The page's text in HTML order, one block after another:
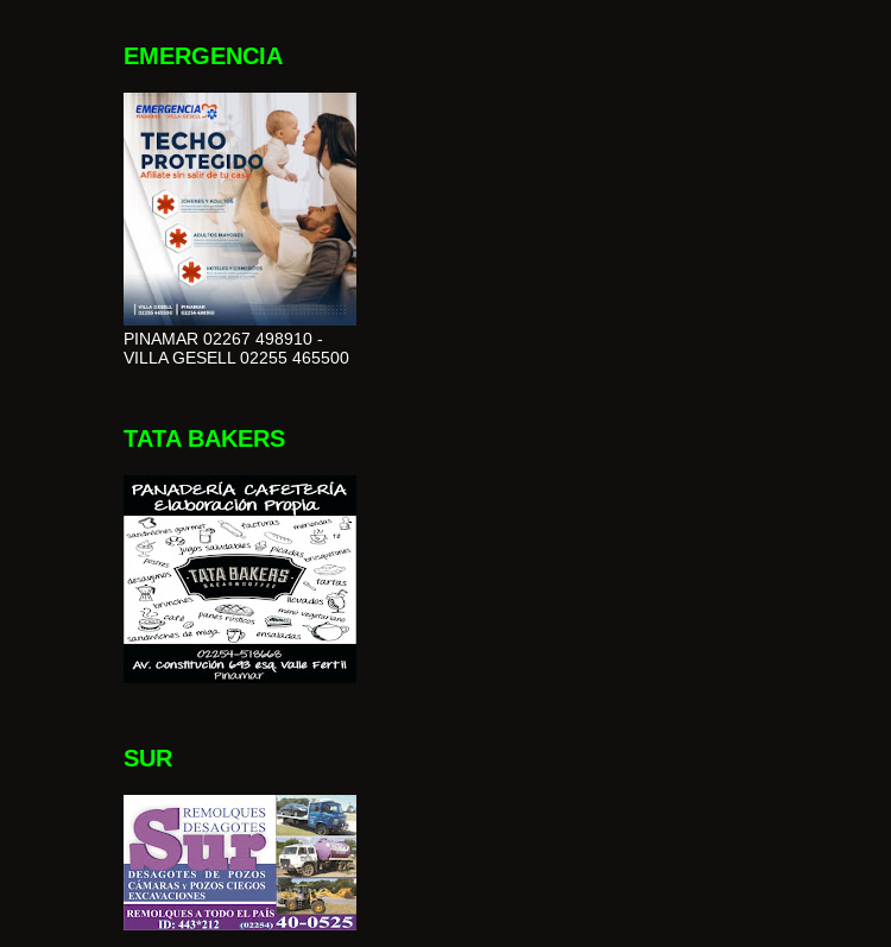
EMERGENCIA
PINAMAR 02267 498910 -
VILLA GESELL 02255 465500
TATA BAKERS
SUR